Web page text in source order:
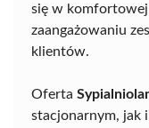
się w komfortowej
zaangażowaniu
klientów.
Oferta
stacjonarnym, jak